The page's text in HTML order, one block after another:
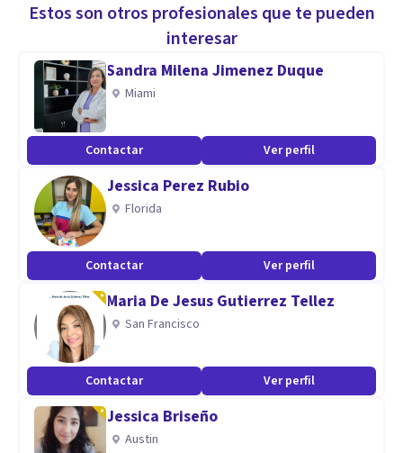
Estos son otros profesionales que te pueden
interesar
Sandra Milena Jimenez Duque
Miami
Contactar Ver perfil
Jessica Perez Rubio
Florida
Contactar Ver perfil
Maria De Jesus Gutierrez Tellez
San Francisco
Contactar Ver perfil
Jessica Briseño
Austin